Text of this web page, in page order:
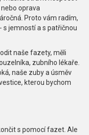
oprava
Proto vám radím,
s jemností a s patřičnou
naše fazety, měli
zubního lékaře.
naše zuby a úsměv
kterou bychom
s pomocí fazet. Ale